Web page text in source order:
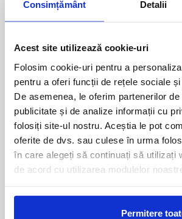
Consimțământ Detalii
Acest site utilizează cookie-uri
Folosim cookie-uri pentru a
pentru a oferi funcții de rețele sociale
De asemenea, le oferim partenerilor
publicitate și de analize informații cu
folosiți site-ul nostru. Aceștia le pot
oferite de dvs. sau culese în urma
în care alegeți să continuați să utilizați
de acord cu utilizarea modulelor
Permitere
GONARS
NOVARA
TRIESTE
VERONA
Curse din Romania
ACAS
AIUD
ALBA IULIA
ALEXANDRIA
LUGOJ
MEDIAS
MOTCA